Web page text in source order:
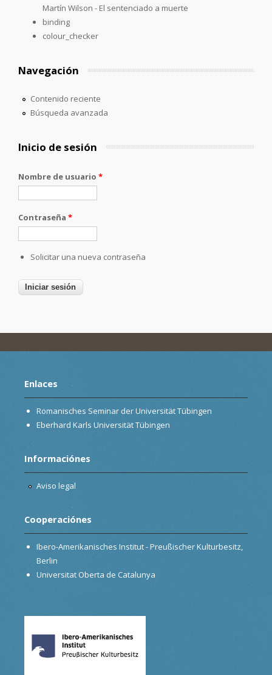
Martín Wilson - El sentenciado a muerte
binding
colour_checker
Navegación
Contenido reciente
Búsqueda avanzada
Inicio de sesión
Nombre de usuario *
Contraseña *
Solicitar una nueva contraseña
Enlaces
Romanisches Seminar der Universität Tübingen
Eberhard Karls Universität Tübingen
Informaciónes
Aviso legal
Cooperaciónes
Ibero-Amerikanisches Institut - Preußischer Kulturbesitz,
Berlin
Universitat Oberta de Catalunya